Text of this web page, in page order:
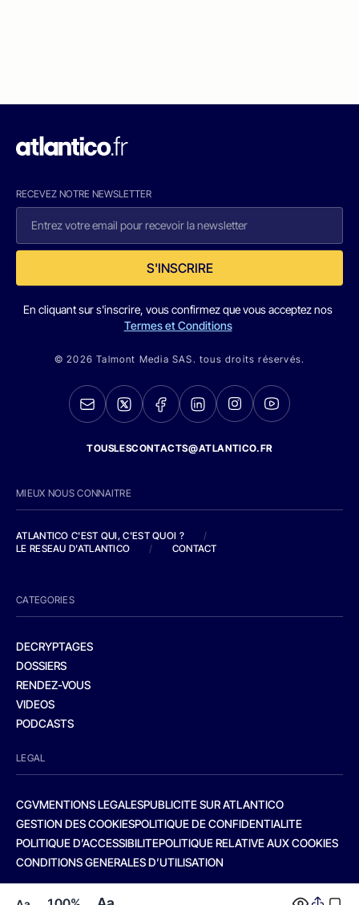
RECEVEZ NOTRE NEWSLETTER
S'INSCRIRE
En cliquant sur s'inscrire, vous confirmez que vous acceptez nos
Termes et Conditions
© 2026 Talmont Media SAS. tous droits réservés.
TOUSLESCONTACTS@ATLANTICO.FR
MIEUX NOUS CONNAITRE
ATLANTICO C'EST QUI, C'EST QUOI ?
/
LE RESEAU D'ATLANTICO
/ CONTACT
CATEGORIES
DECRYPTAGES
DOSSIERS
RENDEZ-VOUS
VIDEOS
PODCASTS
LEGAL
CGVMENTIONS LEGALESPUBLICITE SUR ATLANTICO
GESTION DES COOKIESPOLITIQUE DE CONFIDENTIALITE
POLITIQUE D’ACCESSIBILITEPOLITIQUE RELATIVE AUX COOKIES
CONDITIONS GENERALES D’UTILISATION